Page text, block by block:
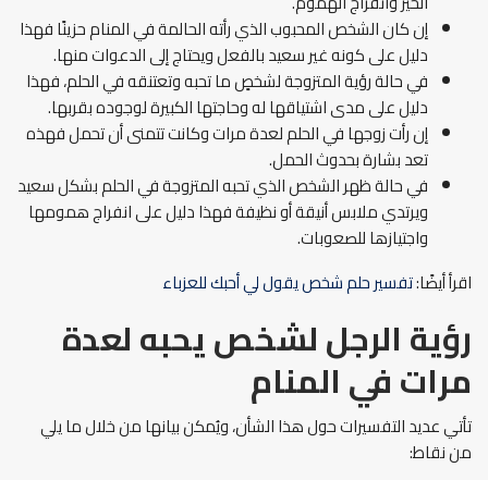
إن كان الشخص المحبوب الذي رأته الحالمة في المنام حزينًا فهذا
دليل على كونه غير سعيد بالفعل ويحتاج إلى الدعوات منها.
في حالة رؤية المتزوجة لشخصٍ ما تحبه وتعتنقه في الحلم، فهذا
دليل على مدى اشتياقها له وحاجتها الكبيرة لوجوده بقربها.
إن رأت زوجها في الحلم لعدة مرات وكانت تتمنى أن تحمل فهذه
تعد بشارة بحدوث الحمل.
في حالة ظهر الشخص الذي تحبه المتزوجة في الحلم بشكل سعيد
ويرتدي ملابس أنيقة أو نظيفة فهذا دليل على انفراج همومها
واجتيازها للصعوبات.
اقرأ أيضًا:تفسير حلم شخص يقول لي أحبك للعزباء
رؤية الرجل لشخص يحبه لعدة
مرات في المنام
تأتي عديد التفسيرات حول هذا الشأن، ويُمكن بيانها من خلال ما يلي
من نقاط: